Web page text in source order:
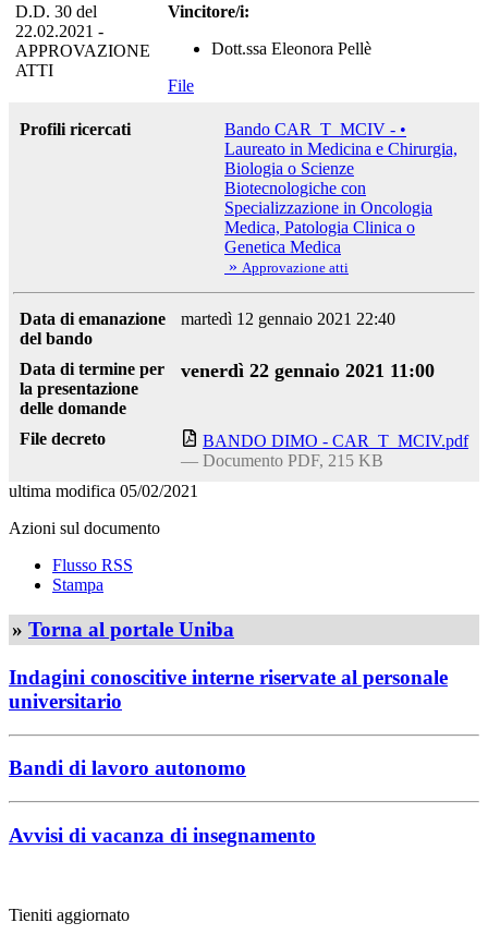
D.D. 30 del
22.02.2021 -
APPROVAZIONE
ATTI
Vincitore/i:
Dott.ssa Eleonora Pellè
File
Profili ricercati
Bando CAR_T_MCIV - •
Laureato in Medicina e Chirurgia,
Biologia o Scienze
Biotecnologiche con
Specializzazione in Oncologia
Medica, Patologia Clinica o
Genetica Medica
» Approvazione atti
Data di emanazione
del bando
martedì 12 gennaio 2021 22:40
Data di termine per
la presentazione
delle domande
venerdì 22 gennaio 2021 11:00
File decreto
BANDO DIMO - CAR_T_MCIV.pdf
— Documento PDF, 215 KB
ultima modifica 05/02/2021
Azioni sul documento
Flusso RSS
Stampa
» Torna al portale Uniba
Indagini conoscitive interne riservate al personale
universitario
Bandi di lavoro autonomo
Avvisi di vacanza di insegnamento
Tieniti aggiornato